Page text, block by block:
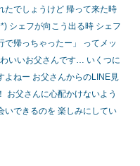
たでしょうけど 帰って来た時
シェフが向こう出る時 シェフ
で帰っちゃったー」 ってメッ
いいお父さんです… いくつに
よねー お父さんからのLINE見
お父さんに心配かけないよう
いできるのを 楽しみにしてい